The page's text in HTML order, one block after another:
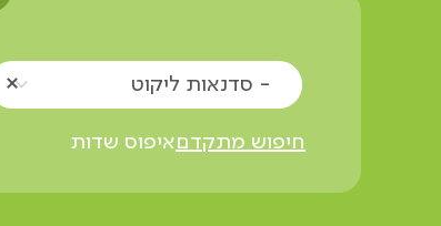
- סדנאות ליקוט
חיפוש מתקדםאיפוס שדות